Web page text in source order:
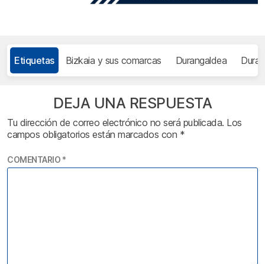
Etiquetas Bizkaia y sus comarcas Durangaldea
DEJA UNA RESPUESTA
Tu dirección de correo electrónico no será publicada. Los
campos obligatorios están marcados con *
COMENTARIO *